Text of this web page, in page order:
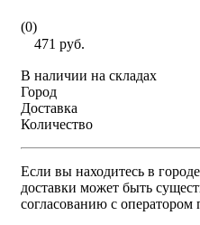
(0)
471 руб.
В наличии на складах
Город
Доставка
Количество
Если вы находитесь в
доставки может быть
согласованию с оператором